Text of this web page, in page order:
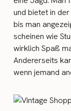
und bietet in
bis man
scheinen wie
wirklich Spaß
Andererseits
wenn jemand